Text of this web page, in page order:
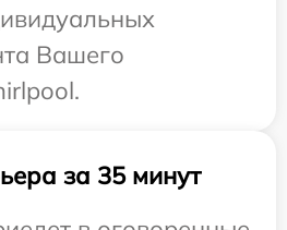
Вашего
за 35 минут